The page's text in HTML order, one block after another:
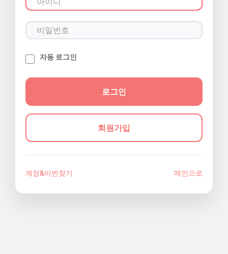
자동 로그인
회원가입
계정&비번찾기 메인으로